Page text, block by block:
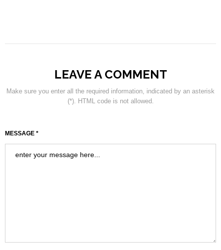
LEAVE A COMMENT
Make sure you enter all the required information, indicated by an asterisk
(*). HTML code is not allowed.
MESSAGE *